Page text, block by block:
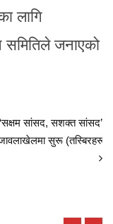
लागि
समितिले जनाएको
‘सक्षम सांसद, सशक्त सांसद’
सुरू (तस्बिरहरू)